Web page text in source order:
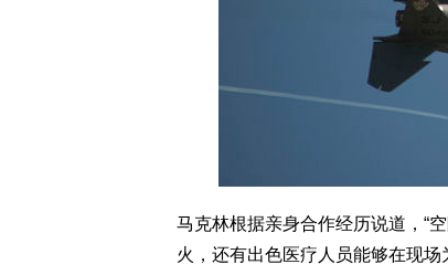
马克林根据亲身合作经历说道，“
火，还有出色医疗人员能够在现